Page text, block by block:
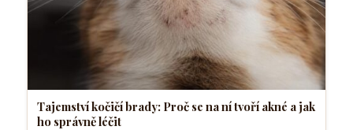
Tajemství kočičí brady: Proč se na ní tvoří akné a jak
ho správně léčit